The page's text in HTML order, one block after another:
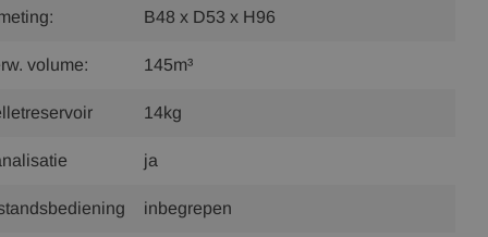
B48 x D53 x H96
volume: 145m³
14kg
ja
inbegrepen